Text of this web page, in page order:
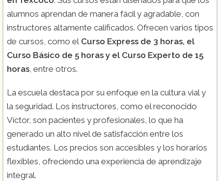
alumnos aprendan de manera fácil y agradable, con
instructores altamente calificados. Ofrecen varios tipos
de cursos, como el Curso Express de 3 horas, el
Curso Básico de 5 horas y el Curso Experto de 15
horas, entre otros.
La escuela destaca por su enfoque en la cultura vial y
la seguridad. Los instructores, como el reconocido
Víctor, son pacientes y profesionales, lo que ha
generado un alto nivel de satisfacción entre los
estudiantes. Los precios son accesibles y los horarios
flexibles, ofreciendo una experiencia de aprendizaje
integral.